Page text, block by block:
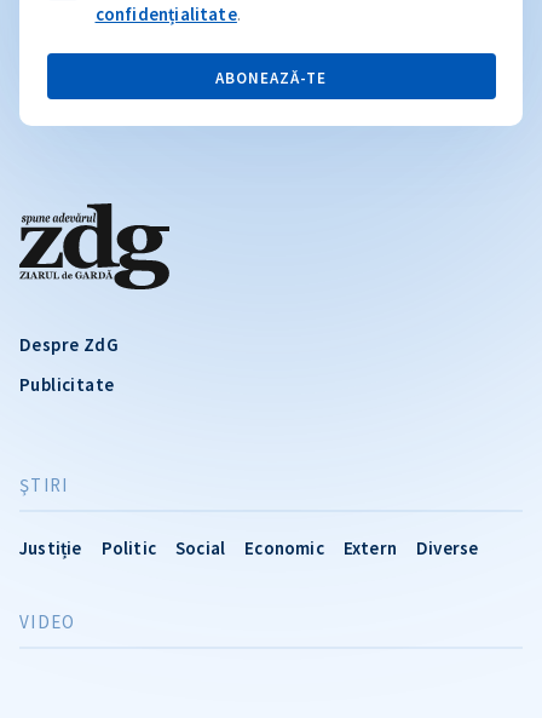
Despre ZdG
Publicitate
ŞTIRI
Justiție Politic Social Economic Extern Diverse
VIDEO
confidențialitate.
ABONEAZĂ-TE